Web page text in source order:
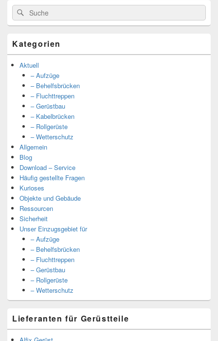
Suche
nach:
Suche
Kategorien
Aktuell
– Aufzüge
– Behelfsbrücken
– Fluchttreppen
– Gerüstbau
– Kabelbrücken
– Rollgerüste
– Wetterschutz
Allgemein
Blog
Download – Service
Häufig gestellte Fragen
Kurioses
Objekte und Gebäude
Ressourcen
Sicherheit
Unser Einzugsgebiet für
– Aufzüge
– Behelfsbrücken
– Fluchttreppen
– Gerüstbau
– Rollgerüste
– Wetterschutz
Lieferanten für Gerüstteile